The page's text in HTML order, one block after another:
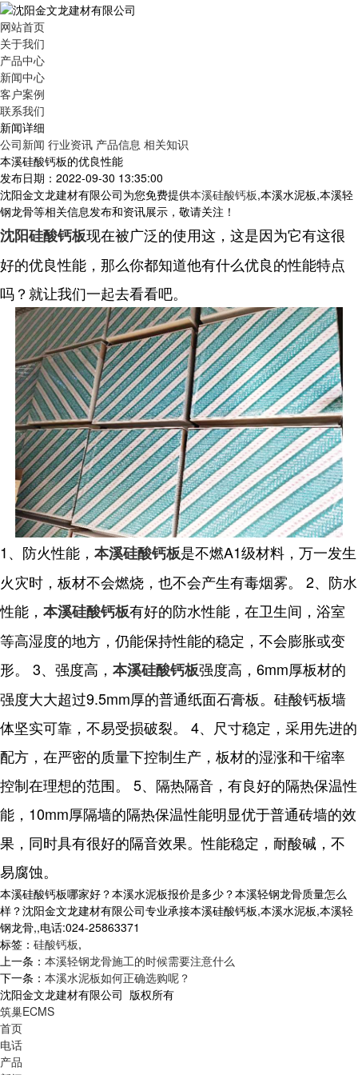
网站首页
关于我们
产品中心
新闻中心
客户案例
联系我们
新闻详细
公司新闻 行业资讯 产品信息 相关知识
本溪硅酸钙板的优良性能
发布日期：2022-09-30 13:35:00
沈阳金文龙建材有限公司为您免费提供本溪硅酸钙板,本溪水泥板,本溪轻
钢龙骨等相关信息发布和资讯展示，敬请关注！
沈阳硅酸钙板现在被广泛的使用这，这是因为它有这很
好的优良性能，那么你都知道他有什么优良的性能特点
吗？就让我们一起去看看吧。
1、防火性能， 本溪硅酸钙板是不燃A1级材料，万一发生
火灾时，板材不会燃烧，也不会产生有毒烟雾。 2、防水
性能， 本溪硅酸钙板有好的防水性能，在卫生间，浴室
等高湿度的地方，仍能保持性能的稳定，不会膨胀或变
形。 3、强度高， 本溪硅酸钙板强度高，6mm厚板材的
强度大大超过9.5mm厚的普通纸面石膏板。硅酸钙板墙
体坚实可靠，不易受损破裂。 4、尺寸稳定，采用先进的
配方，在严密的质量下控制生产，板材的湿涨和干缩率
控制在理想的范围。 5、隔热隔音，有良好的隔热保温性
能，10mm厚隔墙的隔热保温性能明显优于普通砖墙的效
果，同时具有很好的隔音效果。性能稳定，耐酸碱，不
易腐蚀。
本溪硅酸钙板哪家好？本溪水泥板报价是多少？本溪轻钢龙骨质量怎么
样？沈阳金文龙建材有限公司专业承接本溪硅酸钙板,本溪水泥板,本溪轻
钢龙骨,,电话:024-25863371
标签： 硅酸钙板,
上一条： 本溪轻钢龙骨施工的时候需要注意什么
下一条： 本溪水泥板如何正确选购呢？
沈阳金文龙建材有限公司 版权所有
筑巢ECMS
首页
电话
产品